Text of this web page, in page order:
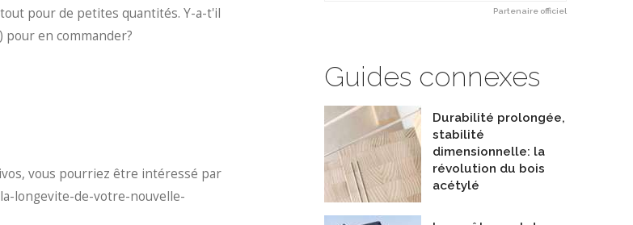
Partenaire officiel
Guides connexes
Durabilité prolongée,
stabilité
dimensionnelle: la
révolution du bois
acétylé
pour de petites quantités. Y-a-t'il
en commander?
vous pourriez être intéressé par
longevite-de-votre-nouvelle-